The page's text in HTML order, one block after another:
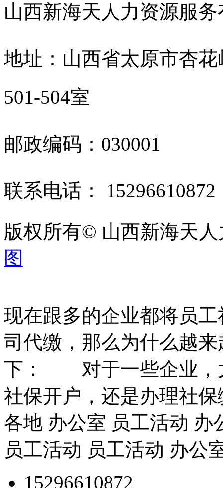
山西新海天人力资源服
地址：山西省太原市杏
501-504室
邮政编码：030001
联系电话：
版权所有© 山西新海天
图
现在跟多的企业都将员
司代缴，那么为什么越
下： 对于一些企业，
社保开户，还是办理社
各地 办公室 员工活动 办
员工活动 员工活动 办公
15296610872